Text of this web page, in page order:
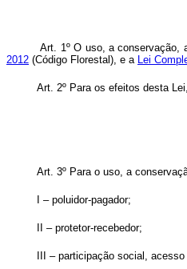
Art. 1ºO uso, a conservação,
2012 (Código Florestal), e a Lei
Art. 2º Para os efeitos desta
Art. 3º Para o uso, a
I – poluidor-pagador;
II – protetor-recebedor;
III – participação social,